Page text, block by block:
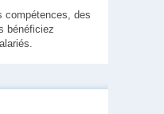
compétences, des
bénéficiez